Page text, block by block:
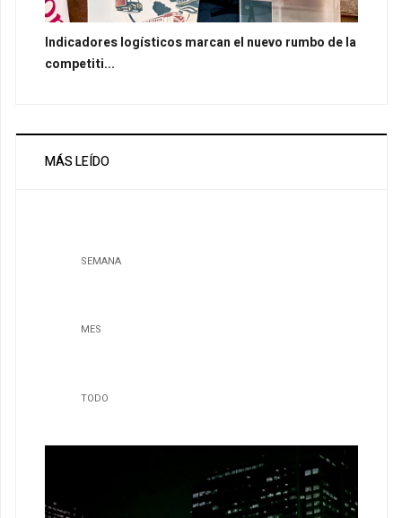
Indicadores logísticos marcan el nuevo rumbo de la
competiti...
MÁS LEÍDO
SEMANA
MES
TODO